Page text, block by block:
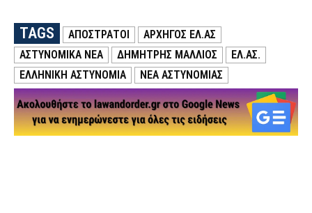
TAGS ΑΠΟΣΤΡΑΤΟΙ
ΑΡΧΗΓΌΣ ΕΛ.ΑΣ
ΑΣΤΥΝΟΜΙΚΑ ΝΕΑ
ΔΗΜΉΤΡΗΣ ΜΆΛΛΙΟΣ
ΕΛ.ΑΣ.
ΕΛΛΗΝΙΚΗ ΑΣΤΥΝΟΜΙΑ
ΝΕΑ ΑΣΤΥΝΟΜΙΑΣ